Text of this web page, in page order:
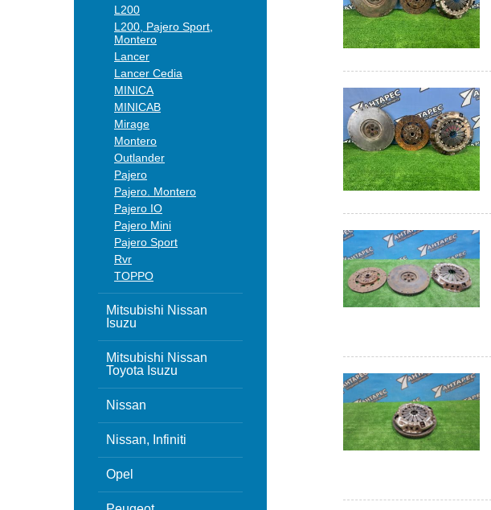
L200
L200, Pajero Sport,
Montero
Lancer
Lancer Cedia
MINICA
MINICAB
Mirage
Montero
Outlander
Pajero
Pajero. Montero
Pajero IO
Pajero Mini
Pajero Sport
Rvr
TOPPO
Mitsubishi Nissan
Isuzu
Mitsubishi Nissan
Toyota Isuzu
Nissan
Nissan, Infiniti
Opel